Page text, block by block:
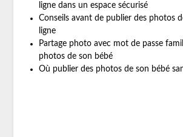
ligne dans un espace sécurisé
Conseils avant de publier des photos
ligne
Partage photo avec mot de passe
photos de son bébé
Où publier des photos de son bébé